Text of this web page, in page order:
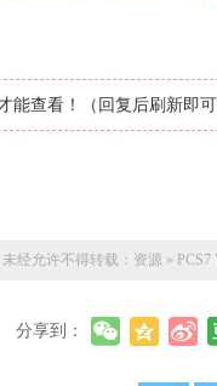
能查看！（回复后刷新即可
未经允许不得转载： 资源»
分享到：